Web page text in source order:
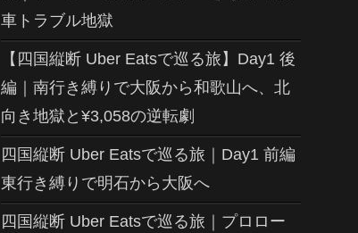
車トラブル地獄
【四国縦断 Uber Eatsで巡る旅】Day1 後
編｜南行き縛りで大阪から和歌山へ、北
向き地獄と¥3,058の逆転劇
四国縦断 Uber Eatsで巡る旅｜Day1 前編
東行き縛りで明石から大阪へ
四国縦断 Uber Eatsで巡る旅｜プロロー